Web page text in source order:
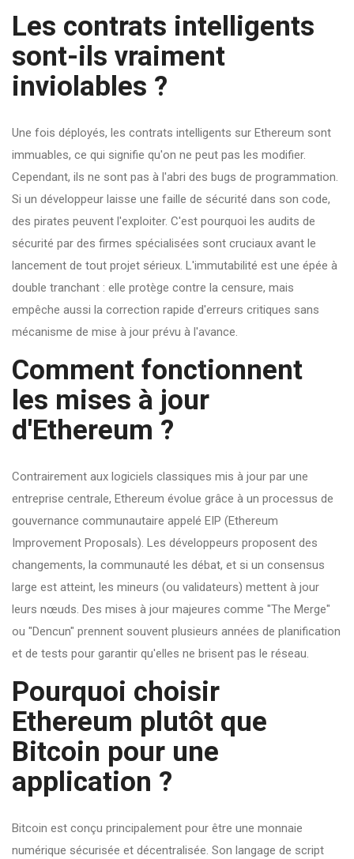
Les contrats intelligents
sont-ils vraiment
inviolables ?
Une fois déployés, les contrats intelligents sur Ethereum sont
immuables, ce qui signifie qu'on ne peut pas les modifier.
Cependant, ils ne sont pas à l'abri des bugs de programmation.
Si un développeur laisse une faille de sécurité dans son code,
des pirates peuvent l'exploiter. C'est pourquoi les audits de
sécurité par des firmes spécialisées sont cruciaux avant le
lancement de tout projet sérieux. L'immutabilité est une épée à
double tranchant : elle protège contre la censure, mais
empêche aussi la correction rapide d'erreurs critiques sans
mécanisme de mise à jour prévu à l'avance.
Comment fonctionnent
les mises à jour
d'Ethereum ?
Contrairement aux logiciels classiques mis à jour par une
entreprise centrale, Ethereum évolue grâce à un processus de
gouvernance communautaire appelé EIP (Ethereum
Improvement Proposals). Les développeurs proposent des
changements, la communauté les débat, et si un consensus
large est atteint, les mineurs (ou validateurs) mettent à jour
leurs nœuds. Des mises à jour majeures comme "The Merge"
ou "Dencun" prennent souvent plusieurs années de planification
et de tests pour garantir qu'elles ne brisent pas le réseau.
Pourquoi choisir
Ethereum plutôt que
Bitcoin pour une
application ?
Bitcoin est conçu principalement pour être une monnaie
numérique sécurisée et décentralisée. Son langage de script